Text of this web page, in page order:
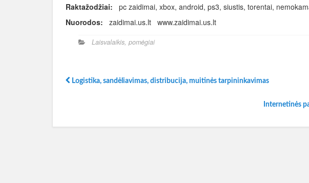
Raktažodžiai: pc zaidimai, xbox, android, ps3, siustis, torentai,
Nuorodos: zaidimai.us.lt www.zaidimai.us.lt
Laisvalaikis, pomėgiai
Logistika, sandėliavimas, distribucija, muitinės tarpininkavimas
Internetinės